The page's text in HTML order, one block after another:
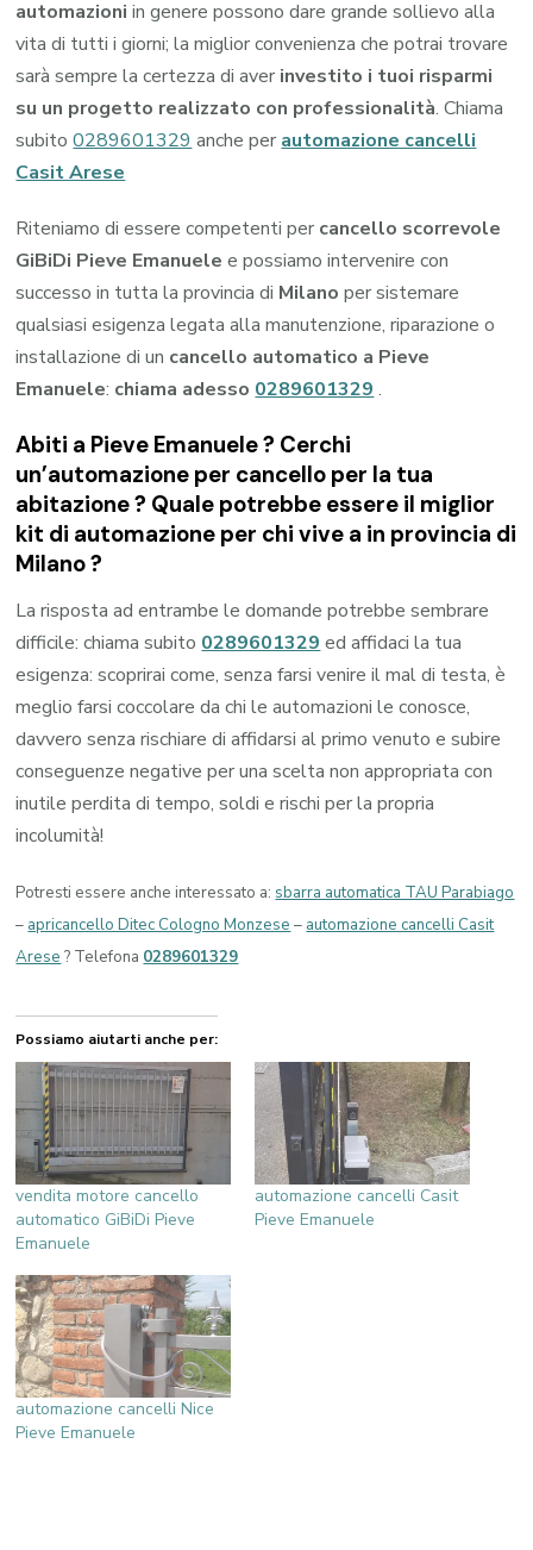
automazioni in genere possono dare grande sollievo alla
vita di tutti i giorni; la miglior convenienza che potrai trovare
sarà sempre la certezza di aver investito i tuoi risparmi
su un progetto realizzato con professionalità. Chiama
subito0289601329 anche per automazione cancelli
Casit Arese
Riteniamo di essere competenti per cancello scorrevole
GiBiDi Pieve Emanuele e possiamo intervenire con
successo in tutta la provincia di Milano per sistemare
qualsiasi esigenza legata alla manutenzione, riparazione o
installazione di un cancello automatico a Pieve
Emanuele: chiama adesso 0289601329 .
Abiti a Pieve Emanuele? Cerchi
un’automazione per cancello per la tua
abitazione ? Quale potrebbe essere il miglior
kit di automazione per chi vive a in provincia di
Milano?
La risposta ad entrambe le domande potrebbe sembrare
difficile: chiama subito 0289601329 ed affidaci la tua
esigenza: scoprirai come, senza farsi venire il mal di testa, è
meglio farsi coccolare da chi le automazioni le conosce,
davvero senza rischiare di affidarsi al primo venuto e subire
conseguenze negative per una scelta non appropriata con
inutile perdita di tempo, soldi e rischi per la propria
incolumità!
Potresti essere anche interessato a: sbarra automatica TAU Parabiago
– apricancello Ditec Cologno Monzese – automazione cancelli Casit
Arese ? Telefona 0289601329
Possiamo aiutarti anche per:
vendita motore cancello
automatico GiBiDi Pieve
Emanuele
automazione cancelli Casit
Pieve Emanuele
automazione cancelli Nice
Pieve Emanuele